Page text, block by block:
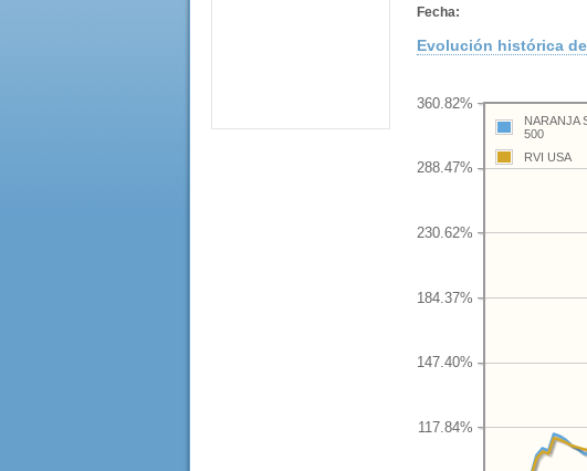
Fecha:
Evolución histórica
117.84%
147.40%
184.37%
230.62%
288.47%
360.82%
NARANJA
500
RVI USA